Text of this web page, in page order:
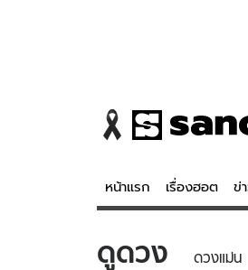
หน้าแรก เรื่องฮอต ข่
ข่าว
ดูดวง ดวงแม่น